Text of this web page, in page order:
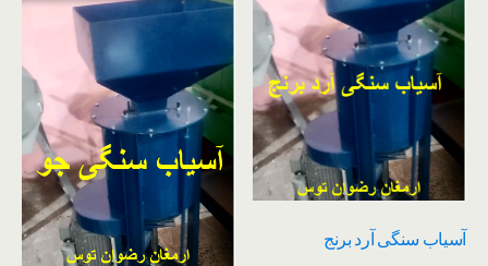
آسیاب سنگی آرد برنج